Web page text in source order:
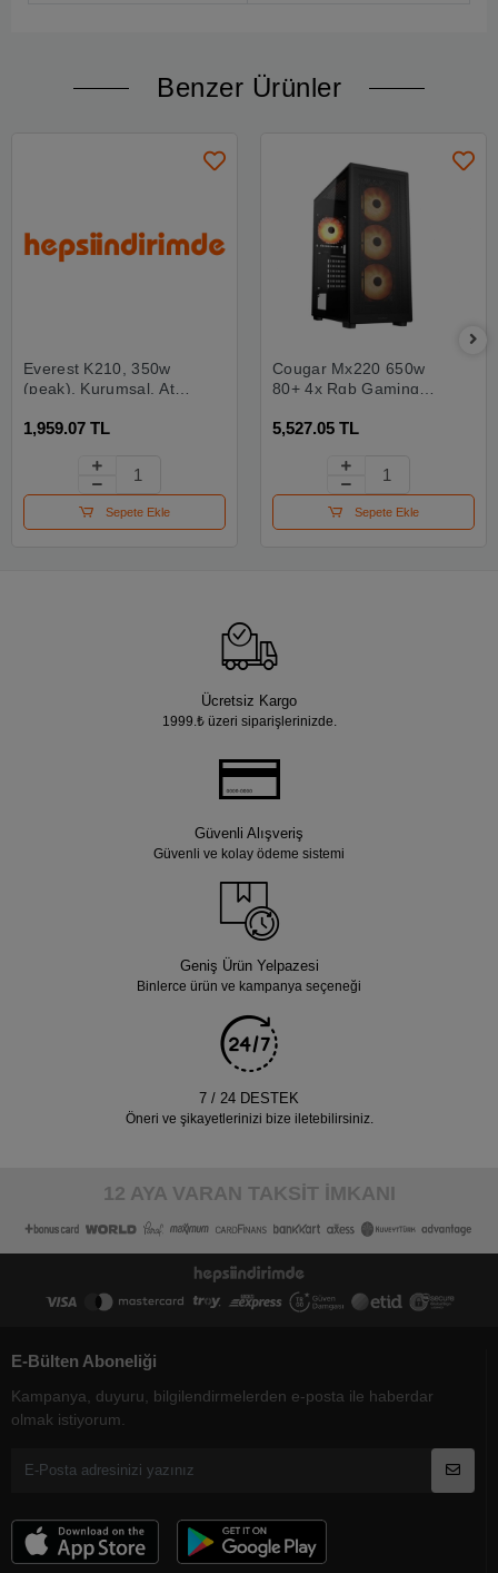
Benzer Ürünler
Everest K210, 350w
(peak), Kurumsal, Atx,
1,959.07 TL
Sepete Ekle
Cougar Mx220 650w
80+ 4x Rgb Gaming
5,527.05 TL
Sepete Ekle
Ücretsiz Kargo
1999.₺ üzeri siparişlerinizde.
Güvenli Alışveriş
Güvenli ve kolay ödeme sistemi
Geniş Ürün Yelpazesi
Binlerce ürün ve kampanya seçeneği
7 / 24 DESTEK
Öneri ve şikayetlerinizi bize iletebilirsiniz.
12 AYA VARAN TAKSİT İMKANI
E-Bülten Aboneliği
Kampanya, duyuru, bilgilendirmelerden e-posta ile haberdar
olmak istiyorum.